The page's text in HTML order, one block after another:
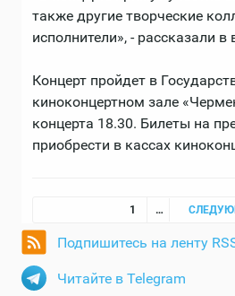
также другие творческие
исполнители», - рассказали в
Концерт пройдет в
киноконцертном зале
концерта 18.30. Билеты на
приобрести в кассах
Страницы
1 …
Подпишитесь на ленту
Читайте в Telegram